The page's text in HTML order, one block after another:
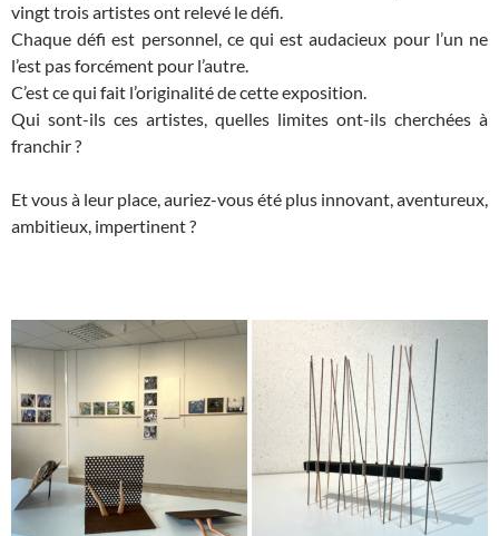
vingt trois artistes ont relevé le défi.
Chaque défi est personnel, ce qui est audacieux pour l’un ne
l’est pas forcément pour l’autre.
C’est ce qui fait l’originalité de cette exposition.
Qui sont-ils ces artistes, quelles limites ont-ils cherchées à
franchir ?
Et vous à leur place, auriez-vous été plus innovant, aventureux,
ambitieux, impertinent ?